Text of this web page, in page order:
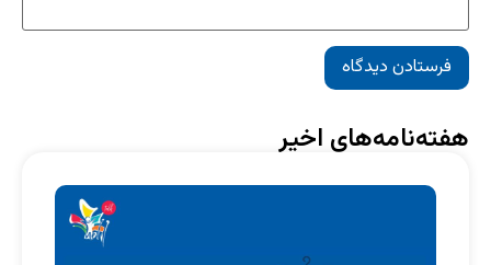
هفته‌نامه‌های اخیر